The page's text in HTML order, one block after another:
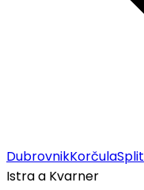
DubrovnikKorčulaSplit
Istra a Kvarner